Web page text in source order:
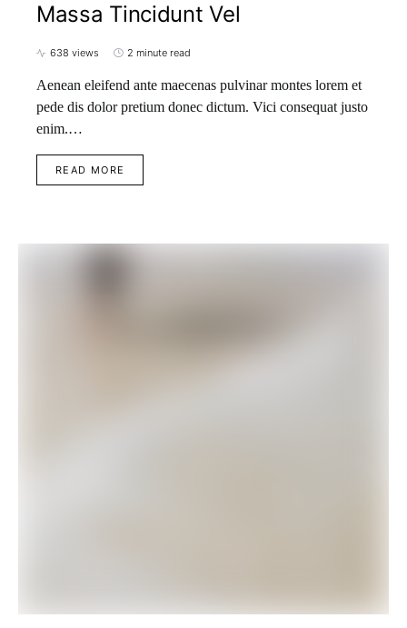
Massa Tincidunt Vel
638 views 2 minute read
Aenean eleifend ante maecenas pulvinar montes lorem et
pede dis dolor pretium donec dictum. Vici consequat justo
enim.…
READ MORE